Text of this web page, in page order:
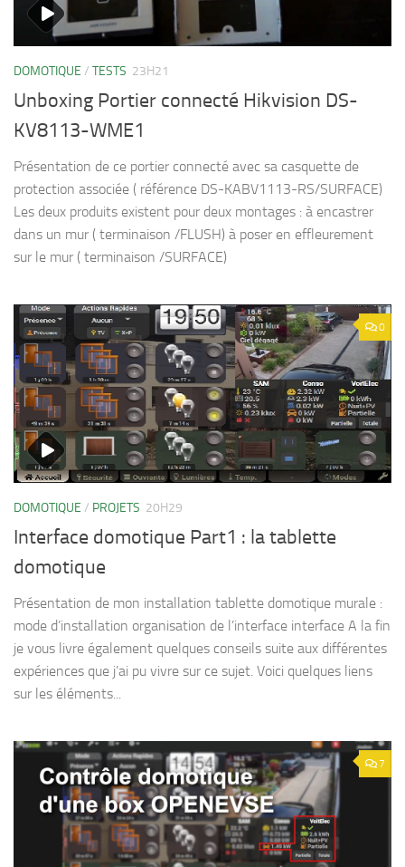
DOMOTIQUE / TESTS 23H21
Unboxing Portier connecté Hikvision DS-
KV8113-WME1
Présentation de ce portier connecté avec sa casquette de
protection associée ( référence DS-KABV1113-RS/SURFACE)
Les deux produits existent pour deux montages : à encastrer
dans un mur ( terminaison /FLUSH) à poser en effleurement
sur le mur ( terminaison /SURFACE)
0
DOMOTIQUE / PROJETS 20H29
Interface domotique Part1 : la tablette
domotique
Présentation de mon installation tablette domotique murale :
mode d’installation organisation de l’interface interface A la fin
je vous livre également quelques conseils suite aux différentes
expériences que j’ai pu vivre sur ce sujet. Voici quelques liens
sur les éléments...
7